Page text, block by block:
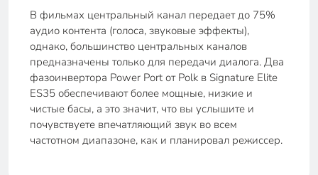
В фильмах центральный канал передает до 75%
аудио контента (голоса, звуковые эффекты),
однако, большинство центральных каналов
предназначены только для передачи диалога. Два
фазоинвертора Power Port от Polk в Signature Elite
ES35 обеспечивают более мощные, низкие и
чистые басы, а это значит, что вы услышите и
почувствуете впечатляющий звук во всем
частотном диапазоне, как и планировал режиссер.